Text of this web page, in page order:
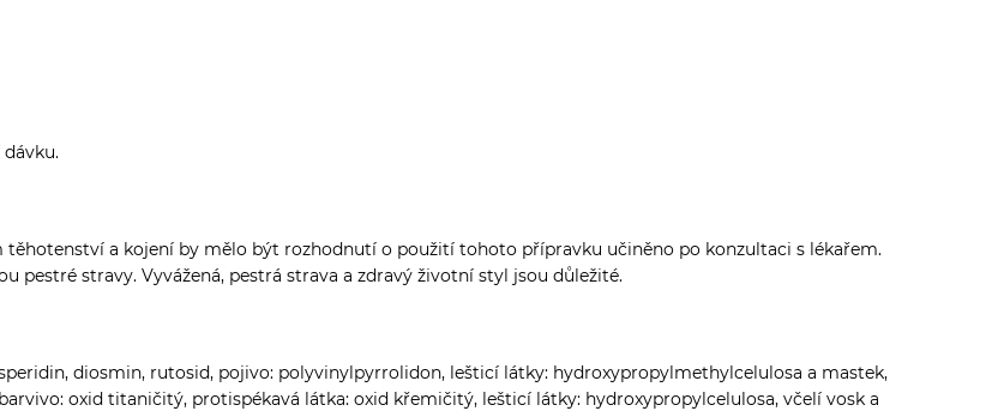
a kojení by mělo být rozhodnutí o použití tohoto přípravku učiněno po konzultaci s lékařem.
pestré stravy. Vyvážená, pestrá strava a zdravý životní styl jsou důležité.
diosmin, rutosid, pojivo: polyvinylpyrrolidon, lešticí látky: hydroxypropylmethylcelulosa a mastek,
oxid titaničitý, protispékavá látka: oxid křemičitý, lešticí látky: hydroxypropylcelulosa, včelí vosk a